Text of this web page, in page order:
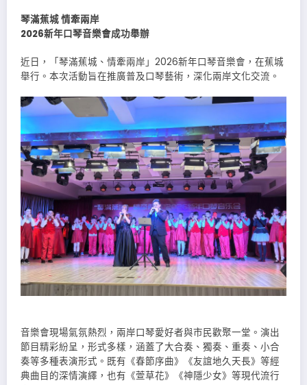
琴滿蕉城 情牽兩岸
2026新年口琴音樂會成功舉辦
近日，「琴滿蕉城、情牽兩岸」2026新年口琴音樂會，在蕉城
舉行。本次活動旨在推廣普及口琴藝術，深化兩岸文化交流。
音樂會現場氣氛熱烈，兩岸口琴愛好者與市民歡聚一堂。演出
節目精彩紛呈，形式多樣，涵蓋了大合奏、獨奏、重奏、小合
奏等多種表演形式。既有《春節序曲》《友誼地久天長》等經
典曲目的深情演繹，也有《萱草花》《神隱少女》等現代流行